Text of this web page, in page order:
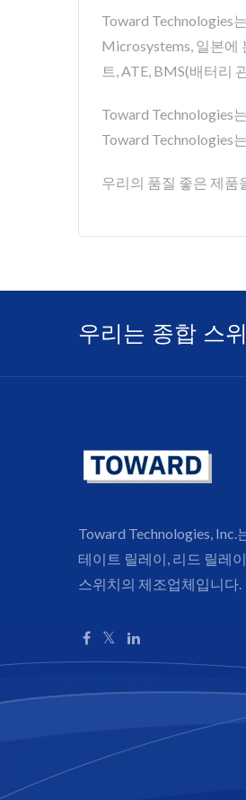
Toward Technologies
Microsystems, 일본에
트, ATE, BMS(배터리
Toward Technologies
Toward Technologies
우리의 품질 좋은 제품
우리는 종합 스
Toward Technologies, Inc.
테이트 릴레이, 리드 릴레
스위치의 제조업체입니다.